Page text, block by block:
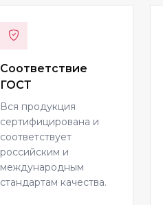
Соответствие
ГОСТ
Вся продукция
сертифицирована и
соответствует
российским и
международным
стандартам качества.